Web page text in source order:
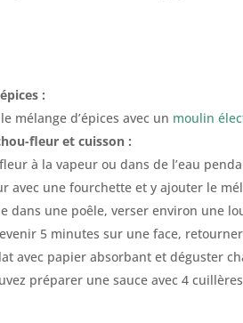
:
mélange d’épices avec un moulin
fleur et cuisson :
à la vapeur ou dans de l’eau
avec une fourchette et y ajouter le
dans une poêle, verser environ une
5 minutes sur une face,
avec papier absorbant et déguster
préparer une sauce avec 4